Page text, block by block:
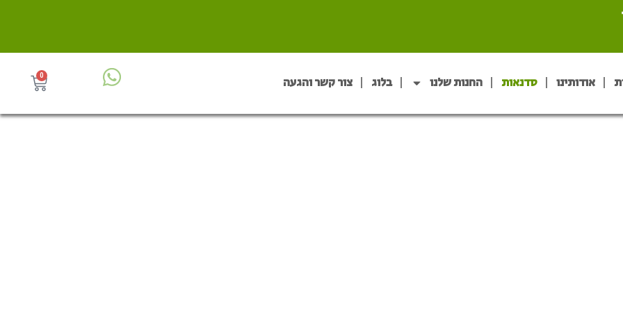
אודותינו סדנאות החנות שלנו בלוג צור קשר והגעה 0